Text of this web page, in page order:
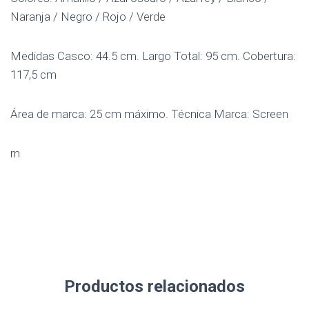
Naranja / Negro / Rojo / Verde
Medidas Casco: 44.5 cm. Largo Total: 95 cm. Cobertura:
117,5 cm
Área de marca: 25 cm máximo. Técnica Marca: Screen
rn
Productos relacionados